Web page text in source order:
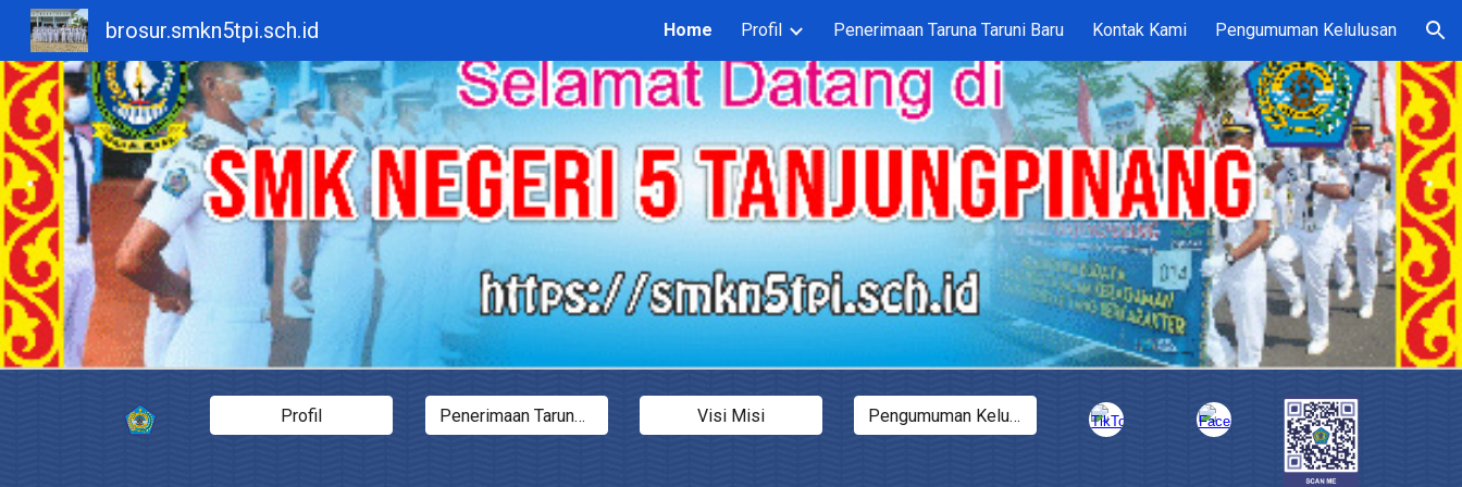
Skip to navigation
brosur.smkn5tpi.sch.id Home Profil Penerimaan Taruna Taruni Baru Kontak Kami Pengumuman Kelulusan
Profil Penerimaan Taruna Taruni Baru Visi Misi Pengumuman Kelulusan